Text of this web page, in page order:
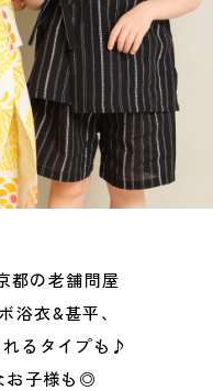
都の老舗問屋
浴衣&甚平、
るタイプも♪
お子様も◎